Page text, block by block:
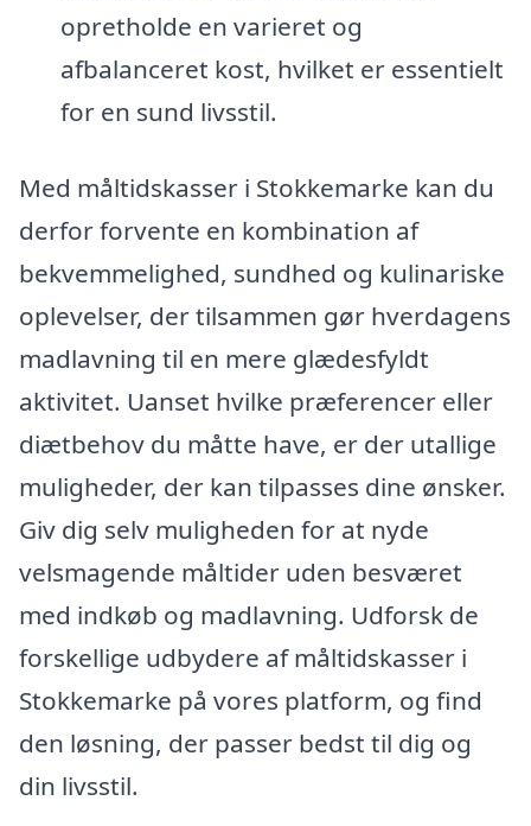
opretholde en varieret og
afbalanceret kost, hvilket er essentielt
for en sund livsstil.
Med måltidskasser i Stokkemarke kan du
derfor forvente en kombination af
bekvemmelighed, sundhed og kulinariske
oplevelser, der tilsammen gør hverdagens
madlavning til en mere glædesfyldt
aktivitet. Uanset hvilke præferencer eller
diætbehov du måtte have, er der utallige
muligheder, der kan tilpasses dine ønsker.
Giv dig selv muligheden for at nyde
velsmagende måltider uden besværet
med indkøb og madlavning. Udforsk de
forskellige udbydere af måltidskasser i
Stokkemarke på vores platform, og find
den løsning, der passer bedst til dig og
din livsstil.